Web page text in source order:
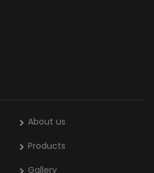
About us
Products
Gallery